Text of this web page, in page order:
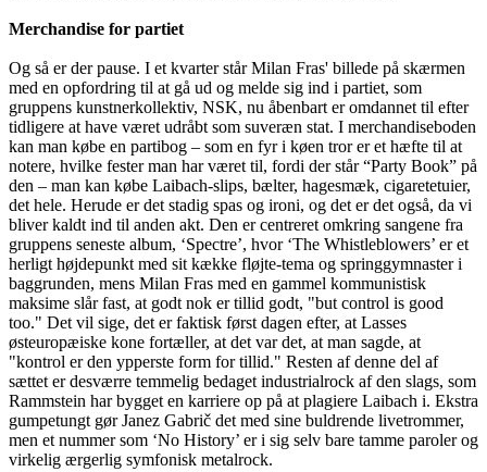
Merchandise for partiet
Og så er der pause. I et kvarter står Milan Fras' billede på skærmen
med en opfordring til at gå ud og melde sig ind i partiet, som
gruppens kunstnerkollektiv, NSK, nu åbenbart er omdannet til efter
tidligere at have været udråbt som suveræn stat. I merchandiseboden
kan man købe en partibog – som en fyr i køen tror er et hæfte til at
notere, hvilke fester man har været til, fordi der står “Party Book” på
den – man kan købe Laibach-slips, bælter, hagesmæk, cigaretetuier,
det hele. Herude er det stadig spas og ironi, og det er det også, da vi
bliver kaldt ind til anden akt. Den er centreret omkring sangene fra
gruppens seneste album, ‘Spectre’, hvor ‘The Whistleblowers’ er et
herligt højdepunkt med sit kække fløjte-tema og springgymnaster i
baggrunden, mens Milan Fras med en gammel kommunistisk
maksime slår fast, at godt nok er tillid godt, "but control is good
too." Det vil sige, det er faktisk først dagen efter, at Lasses
østeuropæiske kone fortæller, at det var det, at man sagde, at
"kontrol er den ypperste form for tillid." Resten af denne del af
sættet er desværre temmelig bedaget industrialrock af den slags, som
Rammstein har bygget en karriere op på at plagiere Laibach i. Ekstra
gumpetungt gør Janez Gabrič det med sine buldrende livetrommer,
men et nummer som ‘No History’ er i sig selv bare tamme paroler og
virkelig ærgerlig symfonisk metalrock.